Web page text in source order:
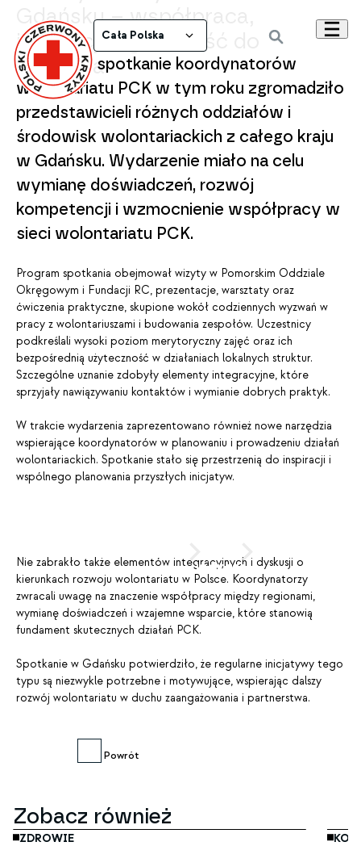
Cała Polska
Gdańsku – współpraca,
inspiracja i gotowość do
działania
Coroczne spotkanie koordynatorów
wolontariatu PCK w tym roku zgromadziło
przedstawicieli różnych oddziałów i
środowisk wolontariackich z całego kraju
w Gdańsku. Wydarzenie miało na celu
wymianę doświadczeń, rozwój
kompetencji i wzmocnienie współpracy w
sieci wolontariatu PCK.
Program spotkania obejmował wizyty w Pomorskim Oddziale
Okręgowym i Fundacji RC, prezentacje, warsztaty oraz
ćwiczenia praktyczne, skupione wokół codziennych wyzwań w
pracy z wolontariuszami i budowania zespołów. Uczestnicy
podkreślali wysoki poziom merytoryczny zajęć oraz ich
bezpośrednią użyteczność w działaniach lokalnych struktur.
Szczególne uznanie zdobyły elementy integracyjne, które
sprzyjały nawiązywaniu kontaktów i wymianie dobrych praktyk.
W trakcie wydarzenia zaprezentowano również nowe narzędzia
wspierające koordynatorów w planowaniu i prowadzeniu działań
wolontariackich. Spotkanie stało się przestrzenią do inspiracji i
wspólnego planowania przyszłych inicjatyw.
KLIKNIJ
Nie zabrakło także elementów integracyjnych i dyskusji o
kierunkach rozwoju wolontariatu w Polsce. Koordynatorzy
zwracali uwagę na znaczenie współpracy między regionami,
wymianę doświadczeń i wzajemne wsparcie, które stanowią
fundament skutecznych działań PCK.
Spotkanie w Gdańsku potwierdziło, że regularne inicjatywy tego
typu są niezwykle potrzebne i motywujące, wspierając dalszy
rozwój wolontariatu w duchu zaangażowania i partnerstwa.
Powrót
Zobacz również
ZDROWIE